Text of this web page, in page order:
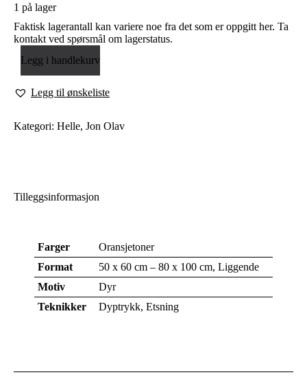
1 på lager
Faktisk lagerantall kan variere noe fra det som er oppgitt her. Ta
kontakt ved spørsmål om lagerstatus.
Legg i handlekurv
Legg til ønskeliste
Kategori: Helle, Jon Olav
Tilleggsinformasjon
Farger
Oransjetoner
Format
50 x 60 cm – 80 x 100 cm, Liggende
Motiv
Dyr
Teknikker
Dyptrykk, Etsning